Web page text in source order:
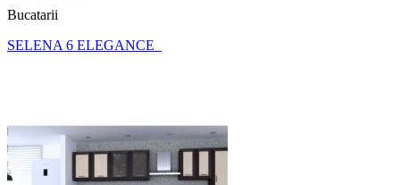
Bucatarii
SELENA 6 ELEGANCE